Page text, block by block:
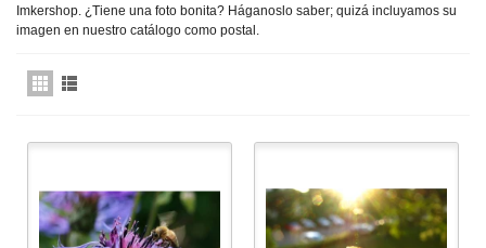
Imkershop. ¿Tiene una foto bonita? Háganoslo saber; quizá incluyamos su
imagen en nuestro catálogo como postal.